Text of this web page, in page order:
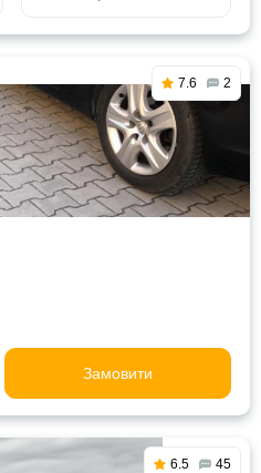
7.6 2
Замовити
6.5 45